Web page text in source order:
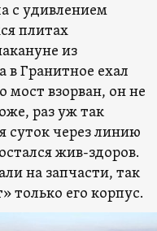
с удивлением
плитах
из
в Гранитное ехал
мост взорван, он не
раз уж так
суток через линию
жив-здоров.
на запчасти, так
только его корпус.